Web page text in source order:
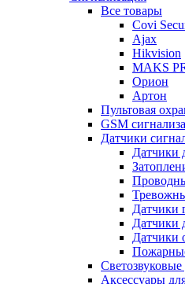
Все товары
Covi
Ajax
Hikvision
MAKS
Орион
Артон
Пультовая
GSM
Датчики
Датчики
Датчики
Датчики
Датчики
Светозвуковые
Аксессуары